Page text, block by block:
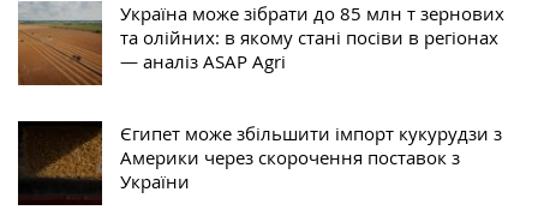
Україна може зібрати до 85 млн т зернових
та олійних: в якому стані посіви в регіонах
— аналіз ASAP Agri
Єгипет може збільшити імпорт кукурудзи з
Америки через скорочення поставок з
України